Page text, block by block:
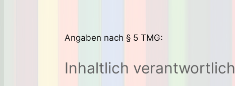
Angaben nach § 5 TMG:
Inhaltlich verantwortlich